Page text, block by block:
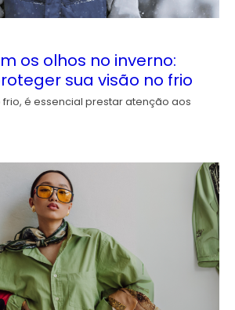
os olhos no inverno:
sua visão no frio
é essencial prestar atenção aos